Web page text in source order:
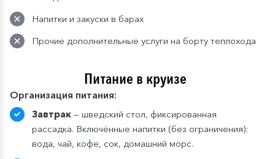
Напитки и закуски в барах
Прочие дополнительные услуги на борту теплохода
Питание в круизе
Организация питания:
Завтрак — шведский стол, фиксированная
рассадка. Включённые напитки (без ограничения):
вода, чай, кофе, сок, домашний морс.